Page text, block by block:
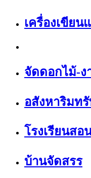
เครื่องเขียน
จัดดอกไม้-ง
อสังหาริมท
โรงเรียนส
บ้านจัดสรร